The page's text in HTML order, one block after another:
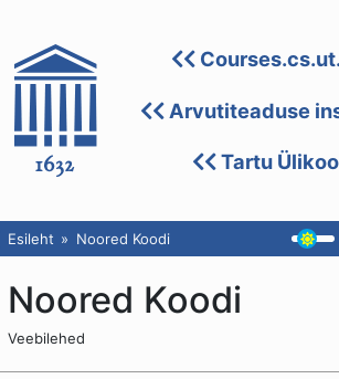
Arvutiteaduse
Tartu
Esileht Noored Koodi
Noored Koodi
Veebilehed